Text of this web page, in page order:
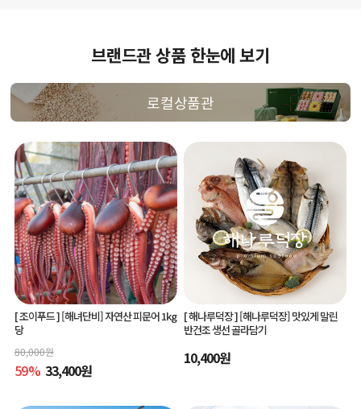
브랜드관 상품 한눈에 보기
로컬상품관
[ 조이푸드 ][해녀단비] 자연산 피문어 1kg
당
80,000원
59% 33,400원
[ 해나루덕장 ][해나루덕장] 맛있게 말린
반건조 생선 골라담기
10,400원